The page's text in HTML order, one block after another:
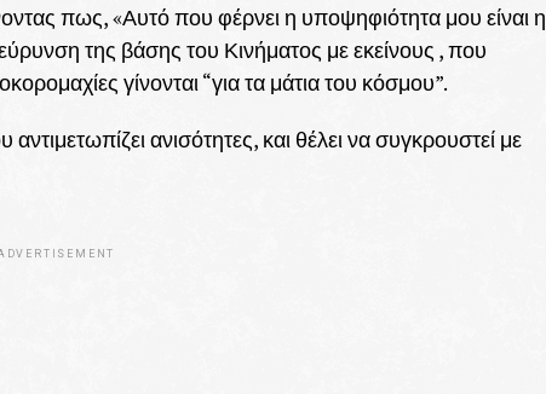
πως, «Αυτό που φέρνει η υποψηφιότητα μου είναι η
της βάσης του Κινήματος με εκείνους , που
γίνονται “για τα μάτια του κόσμου”.
ανισότητες, και θέλει να συγκρουστεί με